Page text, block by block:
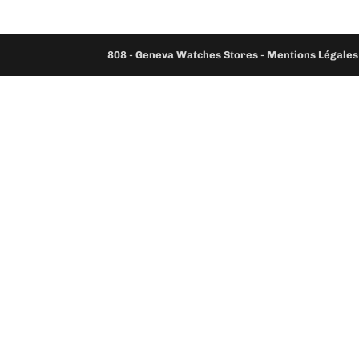
808 -Geneva Watches Stores - Mentions